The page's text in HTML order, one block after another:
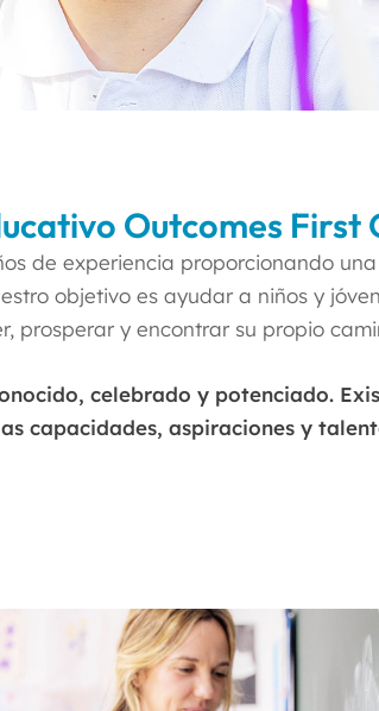
Outcomes First
de experiencia proporcionando
objetivo es ayudar a niños y
prosperar y encontrar su propio
celebrado y potenciado.
capacidades, aspiraciones y